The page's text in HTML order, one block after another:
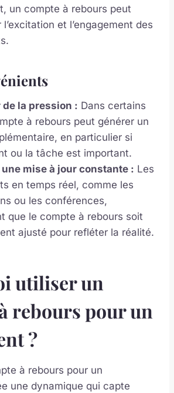
un compte à rebours peut
et l’engagement des
de la pression : Dans certains
à rebours peut générer un
en particulier si
ou la tâche est important.
mise à jour constante : Les
en temps réel, comme les
ou les conférences,
que le compte à rebours soit
ajusté pour refléter la réalité.
utiliser un
rebours pour un
?
à rebours pour un
une dynamique qui capte